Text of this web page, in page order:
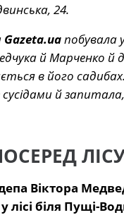
24.
Gazeta.uaпобувала
й Марченко й
в його садибах.
сусідами й
Віктора
біля Пущі-